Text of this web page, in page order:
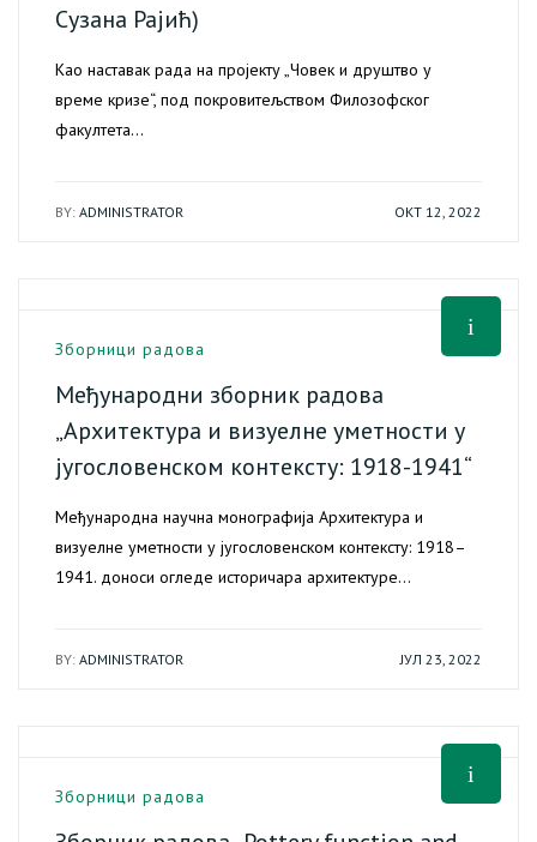
Сузана Рајић)
Као наставак рада на пројекту „Човек и друштво у
време кризе“, под покровитељством Филозофског
факултета…
BY: ADMINISTRATOR ОКТ 12, 2022
Зборници радова
Међународни зборник радова
„Архитектура и визуелне уметности у
југословенском контексту: 1918-1941“
Међународна научна монографија Архитектура и
визуелне уметности у југословенском контексту: 1918–
1941. доноси огледе историчара архитектуре…
BY: ADMINISTRATOR ЈУЛ 23, 2022
Зборници радова